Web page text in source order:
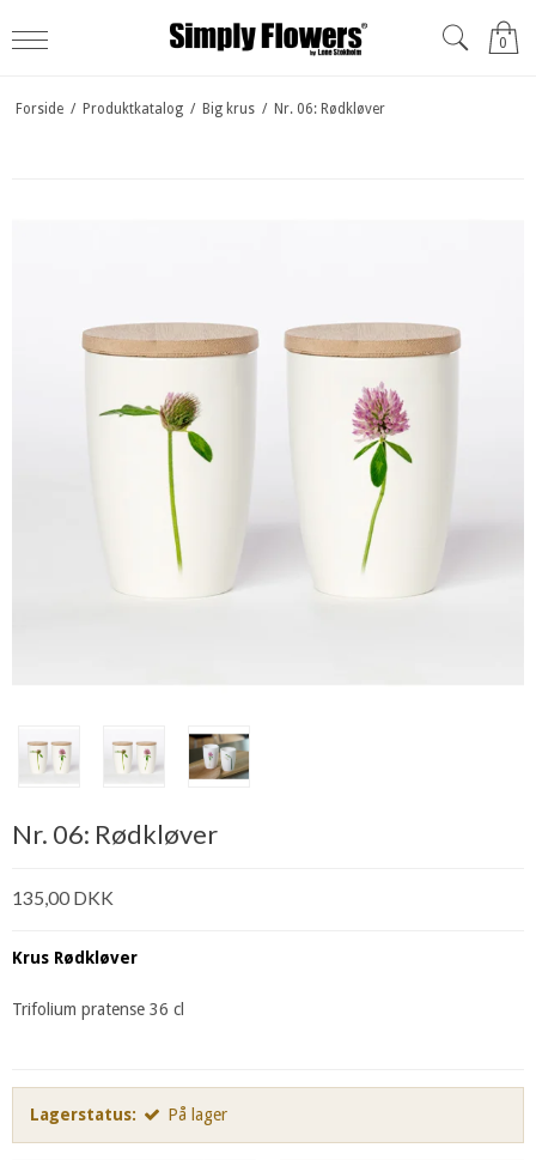
0
Forside / Produktkatalog / Big krus / Nr. 06: Rødkløver
Nr. 06: Rødkløver
135,00 DKK
Krus Rødkløver
Trifolium pratense 36 cl
Lagerstatus: På lager